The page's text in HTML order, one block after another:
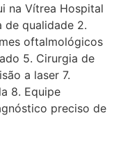
na Vítrea Hospital
de qualidade 2.
oftalmológicos
5. Cirurgia de
a laser 7.
8. Equipe
preciso de